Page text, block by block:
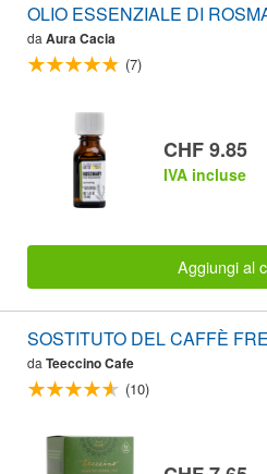
OLIO ESSENZIALE DI
da Aura Cacia
(7)
CHF 9.85
IVA incluse
Aggiungi al
SOSTITUTO DEL CAFFÈ
da Teeccino Cafe
(10)